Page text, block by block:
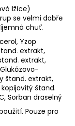
lžíce)
se velmi dobře
chuť.
Yzop
extrakt,
extrakt,
štand. extrakt,
štand.
Sorban draselný
Pouze pro